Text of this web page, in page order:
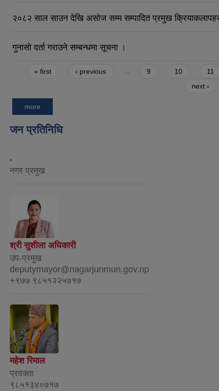
२०८२ साल साउन देखि असोज सम्म सम्पादित प्रमुख
गुनासो दर्ता गराउने सम्बन्धमा सूचना ।
Pages
« first ‹ previous … 9 10
11
next ›
more
जन प्रतिनिधि
.
नगर प्रमुख
श्री सुशीला अधिकारी
उप-प्रमुख
deputymayor@nagarjunmun.gov.np
+९७७ ९८५१२२५७१७
महेश रिमाल
प्रवक्ता
९८५१३४०७१७